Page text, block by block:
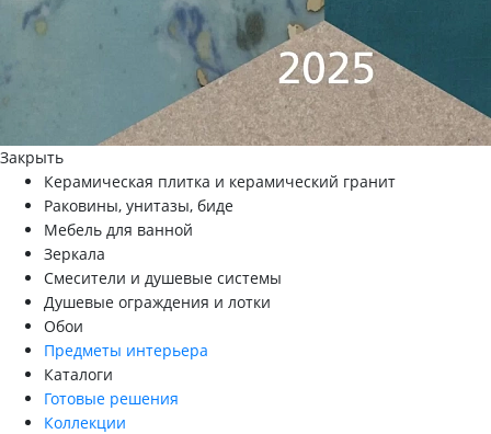
Закрыть
Керамическая плитка и керамический гранит
Раковины, унитазы, биде
Мебель для ванной
Зеркала
Смесители и душевые системы
Душевые ограждения и лотки
Обои
Предметы интерьера
Каталоги
Готовые решения
Коллекции